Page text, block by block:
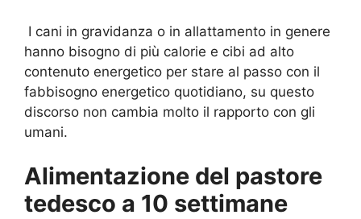
I cani in gravidanza o in allattamento in genere
hanno bisogno di più calorie e cibi ad alto
contenuto energetico per stare al passo con il
fabbisogno energetico quotidiano, su questo
discorso non cambia molto il rapporto con gli
umani.
Alimentazione del pastore
tedesco a 10 settimane